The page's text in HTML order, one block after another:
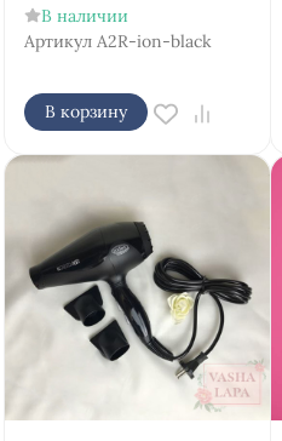
В наличии
Артикул A2R-ion-black
В корзину